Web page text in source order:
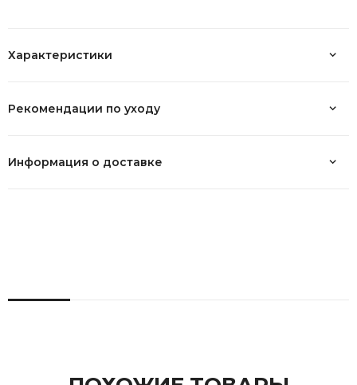
Характеристики
Рекомендации по уходу
Информация о доставке